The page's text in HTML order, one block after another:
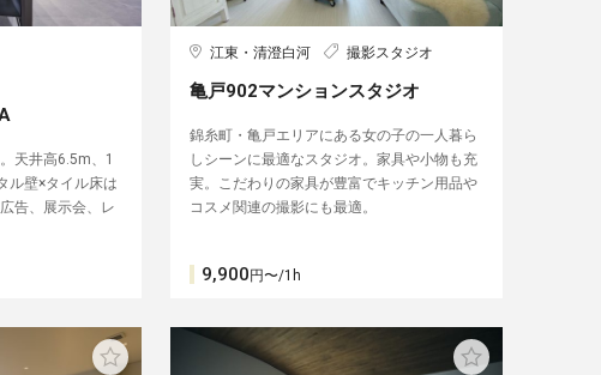
天井高6.5m、1
ル壁×タイル床は
告、展示会、レ
江東・清澄白河 撮影スタジオ
亀戸902マンションスタジオ
錦糸町・亀戸エリアにある女の子の一人暮ら
しシーンに最適なスタジオ。家具や小物も充
実。こだわりの家具が豊富でキッチン用品や
コスメ関連の撮影にも最適。
9,900 円〜/1h